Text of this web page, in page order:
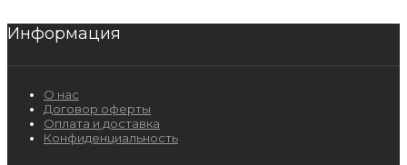
Информация
О нас
Договор оферты
Оплата и доставка
Конфиденциальность